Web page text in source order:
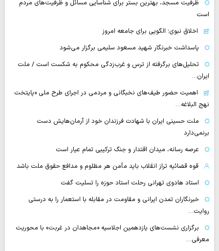
ظرفیت مسجد، بهترین بستر برای شناسایی مسائل و ظرفیت‌های مردم
است
اخلاق نبوی؛ الگویی برای جامعه امروز
پاسداشت خبرنگار شهید مسعود سلیمی برگزار می‌شود
تحلیل‌های برگرفته از ترس و غرب‌زدگی محکوم به شکست است / ملت
ایران…
اهمیت حضور طیف‌های نخبگانی و مردمی در اجرای طرح ملی «پایتخت
نهج البلاغه…
ملت حسینی ایران با شهادت فرزندان خود از آرمان‌هایش دست
برنمی‌دارد
عرصه رسانه، میدان اقتدار و جنگ ترکیبی تمام عیار است
قوه قضائیه تراز انقلاب باید مأمن هر مظلوم و مدافع حقوق ملت باشد
استاد هادوی تهرانی رحلت استاد حوزه را تسلیت گفت
خبرنگاران تمدن ایرانی و مقاومت در مقابله با استعمار را به درستی
روایت…
برگزاری نشست‌های یازدهمین اجلاسیه «مجاهدان در غربت» با محوریت
معرفی…